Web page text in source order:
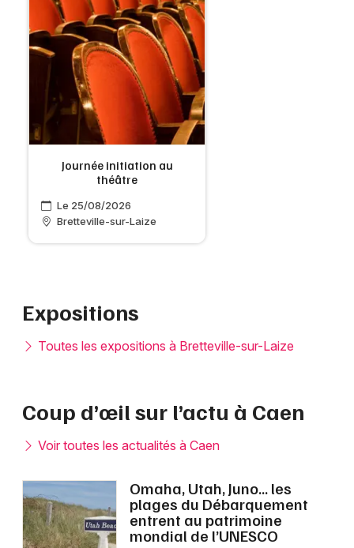
Journée initiation au
théâtre
Le 25/08/2026
Bretteville-sur-Laize
Expositions
Toutes les expositions à Bretteville-sur-Laize
Coup d’œil sur l’actu à Caen
Voir toutes les actualités à Caen
Omaha, Utah, Juno… les
plages du Débarquement
entrent au patrimoine
mondial de l’UNESCO